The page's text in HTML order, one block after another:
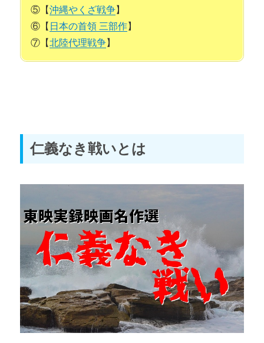
渡瀬恒彦 【実録映画（ヤクザ映画）の魅力的な俳優6選】
成田三樹夫 【実録映画（ヤクザ映画）の魅力的な俳優6選】
⑤【沖縄やくざ戦争】
⑥【 日本の首領 三部作】
⑦【北陸代理戦争】
仁義なき戦いとは